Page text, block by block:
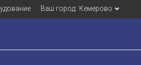
Ваш город: Кемерово